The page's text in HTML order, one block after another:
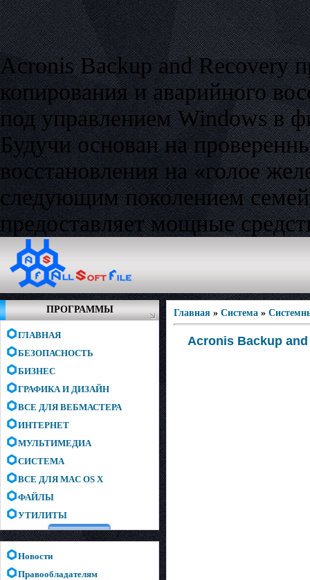
Acronis Backup and Recovery
копирования и аварийного
под управлением Windows в
Будучи основан на
восстановления на «голое
следующим поколением
предоставляет мощные
ПРОГРАММЫ
ГЛАВНАЯ
БЕЗОПАСНОСТЬ
БИЗНЕС
ГРАФИКА И ДИЗАЙН
ВСЕ ДЛЯ ВЕБМАСТЕРА
ИНТЕРНЕТ
МУЛЬТИМЕДИА
СИСТЕМА
ВСЕ ДЛЯ MAC OS X
ФАЙЛЫ
УТИЛИТЫ
Новости
Правообладателям
Главная » Система »
Acronis Backup and